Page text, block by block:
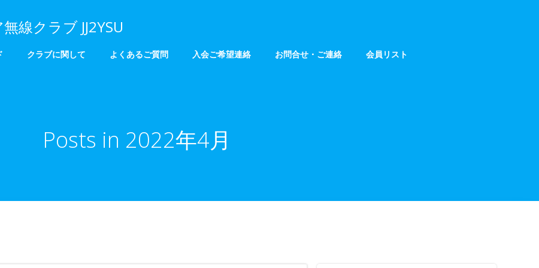
線クラブ JJ2YSU
クラブに関して よくあるご質問 入会ご希望連絡 お問合せ・ご連絡 会員リスト
Posts in 2022年4月